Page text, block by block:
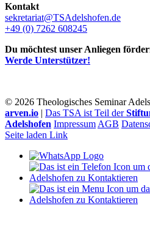
Kontakt
sekretariat@TSAdelshofen.de
+49 (0) 7262 608245
Du möchtest unser Anliegen
Werde Unterstützer!
© 2026 Theologisches Seminar
arven.io | Das TSA ist Teil der
Adelshofen Impressum AGB
Seite laden Link